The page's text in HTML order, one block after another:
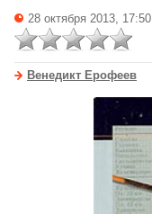
28 октября 2013, 17:50
Венедикт Ерофеев